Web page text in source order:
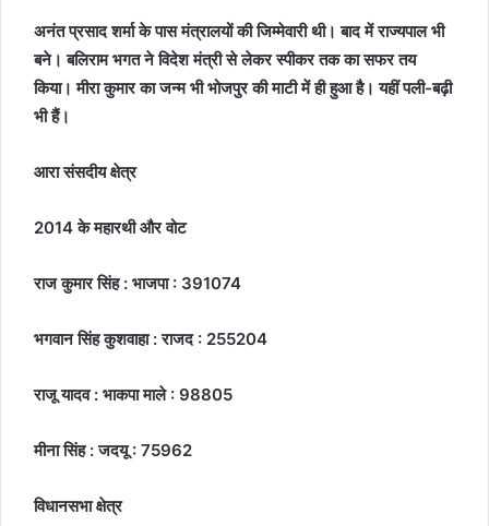
अनंत प्रसाद शर्मा के पास मंत्रालयों की जिम्मेवारी थी। बाद में राज्यपाल भी
बने। बलिराम भगत ने विदेश मंत्री से लेकर स्पीकर तक का सफर तय
किया। मीरा कुमार का जन्म भी भोजपुर की माटी में ही हुआ है। यहीं पली-बढ़ी
भी हैं।
आरा संसदीय क्षेत्र
2014 के महारथी और वोट
राज कुमार सिंह : भाजपा : 391074
भगवान सिंह कुशवाहा : राजद : 255204
राजू यादव : भाकपा माले : 98805
मीना सिंह : जदयू : 75962
विधानसभा क्षेत्र